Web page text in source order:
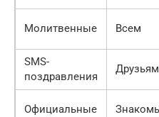
Молитвенные Всем
SMS-
поздравления
Друзьям
Официальные